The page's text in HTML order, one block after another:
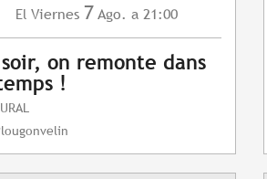
El Viernes 7 Ago. a 21:00
on remonte dans
!